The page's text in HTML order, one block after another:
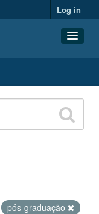
Log in
pós-graduação